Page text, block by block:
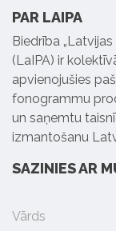
PAR LAIPA
Biedrība
(LaIPA) ir
apvienojušies
fonogrammu
un saņemtu
izmantošanu
SAZINIES AR
Vārds